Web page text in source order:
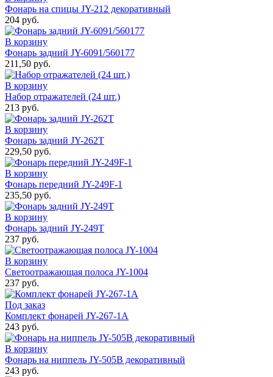
Фонарь на спицы JY-212 декоративный
204 руб.
В корзину
Фонарь задний JY-6091/560177
211,50 руб.
В корзину
Набор отражателей (24 шт.)
213 руб.
В корзину
Фонарь задний JY-262Т
229,50 руб.
В корзину
Фонарь передний JY-249F-1
235,50 руб.
В корзину
Фонарь задний JY-249Т
237 руб.
В корзину
Светоотражающая полоса JY-1004
237 руб.
Под заказ
Комплект фонарей JY-267-1A
243 руб.
В корзину
Фонарь на ниппель JY-505В декоративный
243 руб.